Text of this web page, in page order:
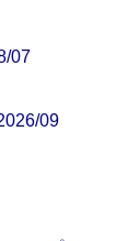
07
09